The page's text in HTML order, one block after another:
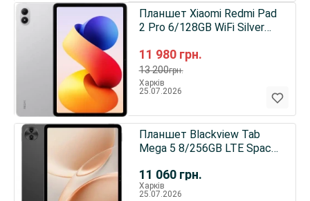
11 980 грн.
13 200грн.
Планшет Xiaomi Redmi Pad
2 Pro 6/128GB WiFi Silver
Харків
25.07.2026
11 060 грн.
Планшет Blackview Tab
Mega 5 8/256GB LTE Space
Харків
25.07.2026